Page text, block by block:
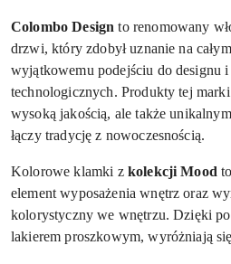
Colombo Design to renomowany
drzwi, który zdobył uznanie na
wyjątkowemu podejściu do designu
technologicznych. Produkty tej
wysoką jakością, ale także
łączy tradycję z nowoczesnością.
Kolorowe klamki z kolekcji Mood
element wyposażenia wnętrz oraz
kolorystyczny we wnętrzu. Dzięki
lakierem proszkowym, wyróżniają